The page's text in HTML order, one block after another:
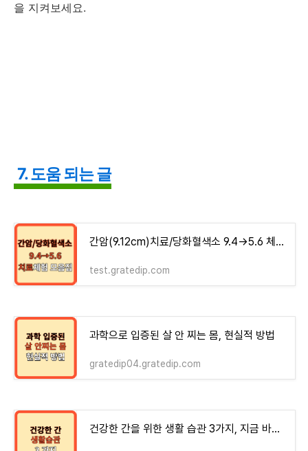
을 지켜보세요.
7. 도움 되는 글
간암(9.12cm)치료/당화혈색소 9.4→5.6 체험기 모음집 - money-health
test.gratedip.com
과학으로 입증된 살 안 찌는 몸, 현실적 방법
gratedip04.gratedip.com
건강한 간을 위한 생활 습관 3가지, 지금 바로 시작!